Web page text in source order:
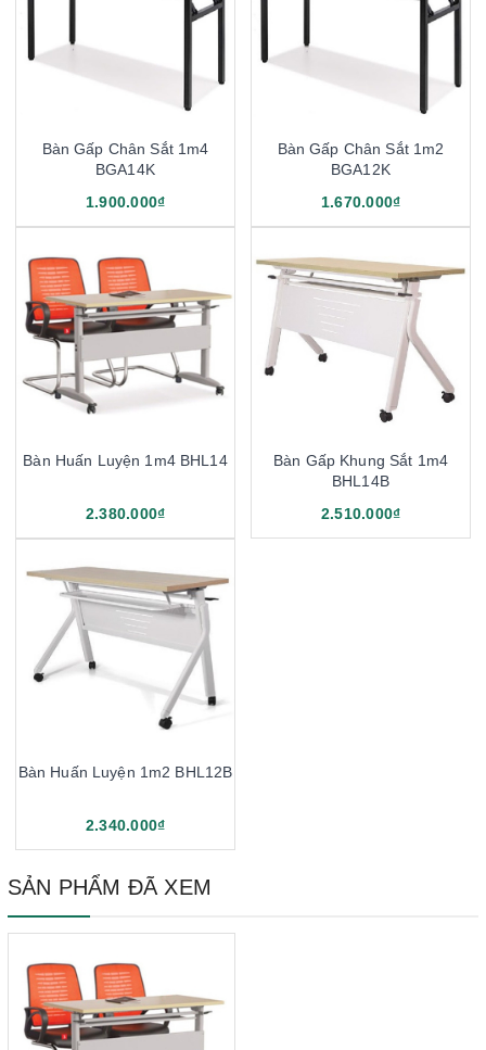
Bàn Gấp Chân Sắt 1m4
BGA14K
1.900.000₫
Bàn Gấp Chân Sắt 1m2
BGA12K
1.670.000₫
Bàn Huấn Luyện 1m4 BHL14
2.380.000₫
Bàn Gấp Khung Sắt 1m4
BHL14B
2.510.000₫
Bàn Huấn Luyện 1m2 BHL12B
2.340.000₫
SẢN PHẨM ĐÃ XEM